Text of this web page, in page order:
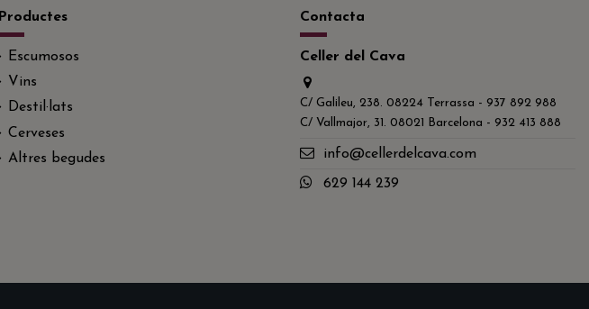
Productes
Escumosos
Vins
Destil·lats
Cerveses
Altres begudes
Contacta
Celler del Cava
C/ Galileu, 238. 08224 Terrassa - 937 892 988
C/ Vallmajor, 31. 08021 Barcelona - 932 413 888
info@cellerdelcava.com
629 144 239